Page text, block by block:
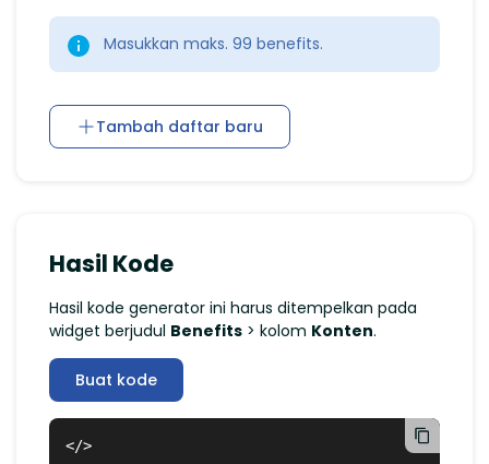
Masukkan maks. 99 benefits.
Tambah daftar baru
Hasil Kode
Hasil kode generator ini harus ditempelkan pada
widget berjudul Benefits > kolom Konten.
Buat kode